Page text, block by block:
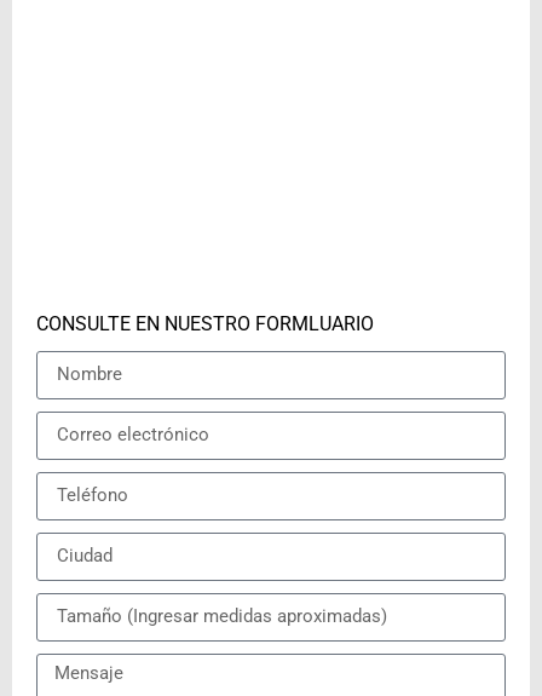
CONSULTE EN NUESTRO FORMLUARIO